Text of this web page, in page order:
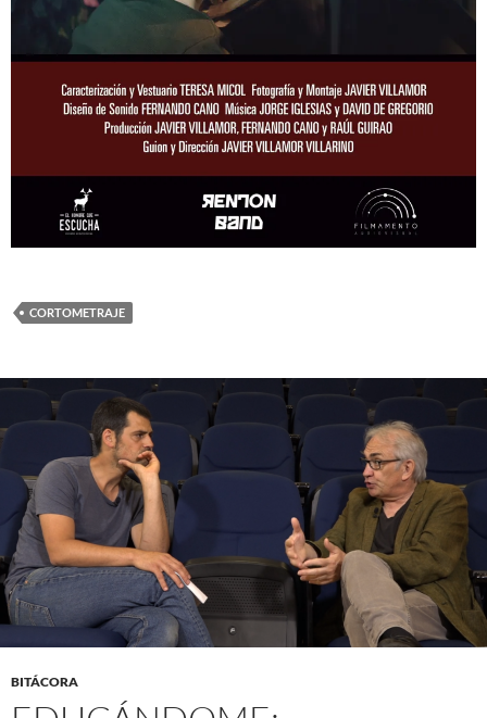
CORTOMETRAJE
BITÁCORA